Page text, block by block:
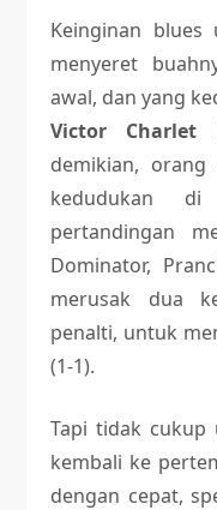
Keinginan
menyeret
awal, dan yang
Victor Charlet
demikian, orang
kedudukan
pertandingan
Dominator,
merusak dua
penalti, untuk
(1-1).
Tapi tidak cukup
kembali ke
dengan cepat,